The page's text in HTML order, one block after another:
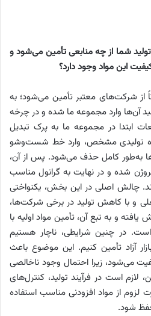
شما از چه منابعی تأمین می‌شود و
این مواد وجود دارد؟
از شرکت‌های معتبر تأمین می‌شود؛ به
آن‌ها وارد مجموعه ما شده و در چرخه
ابتدا در مجموعه ما به پرک تبدیل
تولیدی مشخص، وارد خط شست‌وشو
به‌طور کامل حذف می‌شود. پس از آن،
شده و در نهایت به گرانول مناسب
چالش اصلی در این بخش، یکنواختی
و با کاهش تولید در برخی شرکت‌ها،
و به تبع آن، تأمین مواد اولیه با
در چنین شرایطی، ناچار هستیم
آزاد تأمین کنیم. این موضوع باعث
می‌شود، زیرا احتمال وجود ناخالصی
لازم است در فرآیند تولید، کنترل‌های
از مواد افزودنی مناسب استفاده
شود.